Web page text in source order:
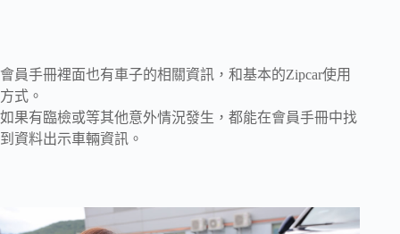
會員手冊裡面也有車子的相關資訊，和基本的Zipcar使用
方式。
如果有臨檢或等其他意外情況發生，都能在會員手冊中找
到資料出示車輛資訊。